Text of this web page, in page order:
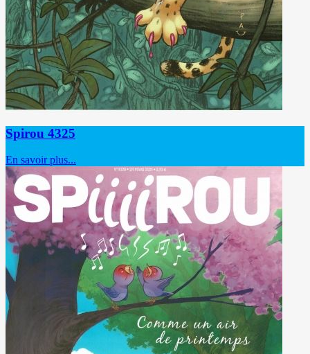
Spirou 4325
En savoir plus...